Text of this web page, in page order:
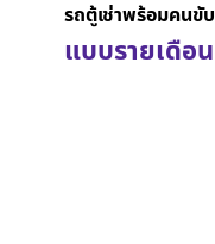
รถตู้เช่าพร้อมคนขับ
แบบรายเดือน